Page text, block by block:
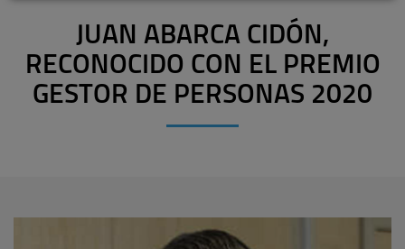
JUAN ABARCA CIDÓN,
RECONOCIDO CON EL PREMIO
GESTOR DE PERSONAS 2020